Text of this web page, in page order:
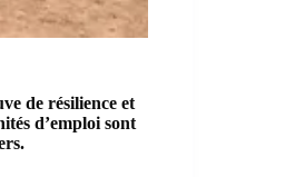
de résilience et
d’emploi sont